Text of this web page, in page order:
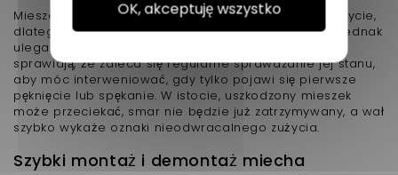
Mieszek nie jest częścią uważaną za narażoną na zużycie,
dlatego nie ma zalecenia jego wymiany. Z czasem jednak
ulega pogorszeniu, a ruchy, którym musi sprostać,
sprawiają, że zaleca się regularne sprawdzanie jej stanu,
aby móc interweniować, gdy tylko pojawi się pierwsze
pęknięcie lub spękanie. W istocie, uszkodzony mieszek
może przeciekać, smar nie będzie już zatrzymywany, a wał
szybko wykaże oznaki nieodwracalnego zużycia.
Szybki montaż i demontaż miecha
OK, akceptuję wszystko